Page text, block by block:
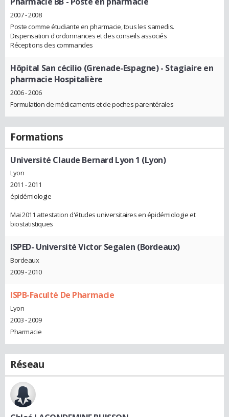
2007 - 2008
Poste comme étudiante en pharmacie, tous les samedis.
Dispensation d'ordonnances et des conseils associés
Réceptions des commandes
Hôpital San cécilio (Grenade-Espagne)- Stagiaire en
pharmacie Hospitalière
2006 - 2006
Formulation de médicaments et de poches parentérales
Formations
Université Claude Bernard Lyon 1 (Lyon)
Lyon
2011 - 2011
épidémiologie
Mai 2011 attestation d'études universitaires en épidémiologie et
biostatistiques
ISPED- Université Victor Segalen (Bordeaux)
Bordeaux
2009 - 2010
ISPB-Faculté De Pharmacie
Lyon
2003 - 2009
Pharmacie
Réseau